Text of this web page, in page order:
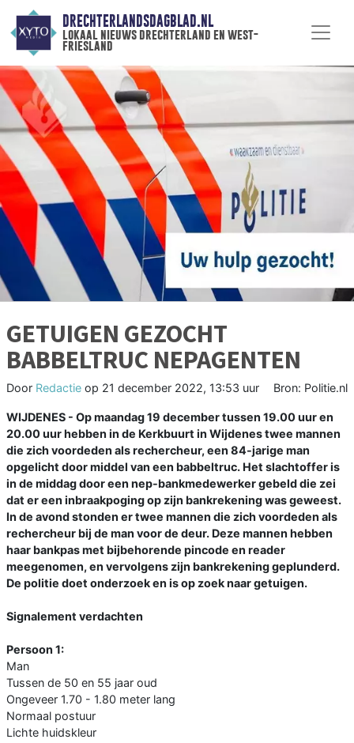
DRECHTERLANDSDAGBLAD.NL
lokaal nieuws drechterland en west-
friesland
GETUIGEN GEZOCHT
BABBELTRUC NEPAGENTEN
Door Redactie op 21 december 2022, 13:53 uur Bron: Politie.nl
WIJDENES - Op maandag 19 december tussen 19.00 uur en
20.00 uur hebben in de Kerkbuurt in Wijdenes twee mannen
die zich voordeden als rechercheur, een 84-jarige man
opgelicht door middel van een babbeltruc. Het slachtoffer is
in de middag door een nep-bankmedewerker gebeld die zei
dat er een inbraakpoging op zijn bankrekening was geweest.
In de avond stonden er twee mannen die zich voordeden als
rechercheur bij de man voor de deur. Deze mannen hebben
haar bankpas met bijbehorende pincode en reader
meegenomen, en vervolgens zijn bankrekening geplunderd.
De politie doet onderzoek en is op zoek naar getuigen.
Signalement verdachten
Persoon 1:
Man
Tussen de 50 en 55 jaar oud
Ongeveer 1.70 - 1.80 meter lang
Normaal postuur
Lichte huidskleur